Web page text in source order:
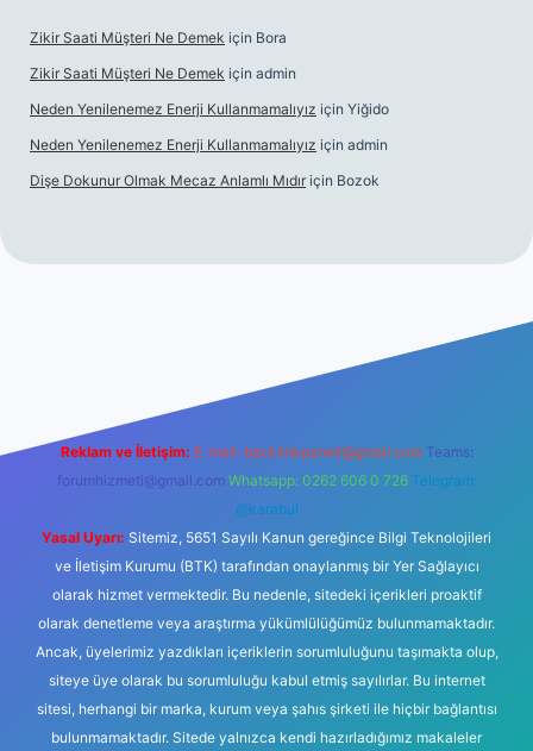
Zikir Saati Müşteri Ne Demek için Bora
Zikir Saati Müşteri Ne Demek için admin
Neden Yenilenemez Enerji Kullanmamalıyız için Yiğido
Neden Yenilenemez Enerji Kullanmamalıyız için admin
Dişe Dokunur Olmak Mecaz Anlamlı Mıdır için Bozok
Reklam ve İletişim: E-mail: backlinkpaneli@gmail.com Teams:
forumhizmeti@gmail.com Whatsapp: 0262 606 0 726 Telegram:
@karabul
Yasal Uyarı: Sitemiz, 5651 Sayılı Kanun gereğince Bilgi Teknolojileri
ve İletişim Kurumu (BTK) tarafından onaylanmış bir Yer Sağlayıcı
olarak hizmet vermektedir. Bu nedenle, sitedeki içerikleri proaktif
olarak denetleme veya araştırma yükümlülüğümüz bulunmamaktadır.
Ancak, üyelerimiz yazdıkları içeriklerin sorumluluğunu taşımakta olup,
siteye üye olarak bu sorumluluğu kabul etmiş sayılırlar. Bu internet
sitesi, herhangi bir marka, kurum veya şahıs şirketi ile hiçbir bağlantısı
bulunmamaktadır. Sitede yalnızca kendi hazırladığımız makaleler